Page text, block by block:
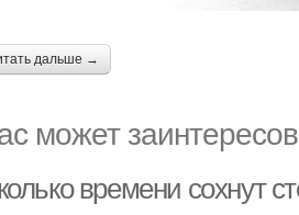
дальше →
может
времени сохнут